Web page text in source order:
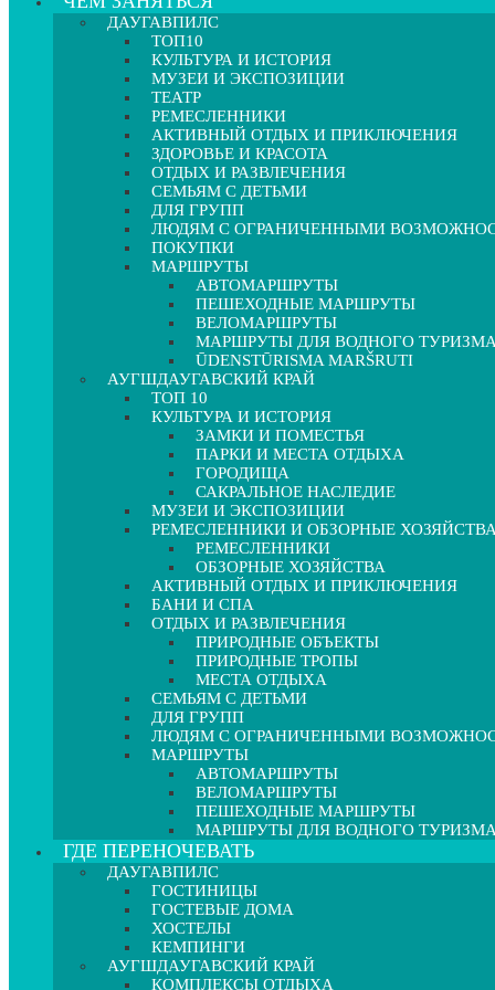
ДАУГАВПИЛС
ТОП10
КУЛЬТУРА И ИСТОРИЯ
МУЗЕИ И ЭКСПОЗИЦИИ
ТЕАТР
РЕМЕСЛЕННИКИ
АКТИВНЫЙ ОТДЫХ И ПРИКЛЮЧЕНИЯ
ЗДОРОВЬЕ И КРАСОТА
ОТДЫХ И РАЗВЛЕЧЕНИЯ
СЕМЬЯМ С ДЕТЬМИ
ДЛЯ ГРУПП
ЛЮДЯМ С ОГРАНИЧЕННЫМИ
ПОКУПКИ
МАРШРУТЫ
АВТОМАРШРУТЫ
ПЕШЕХОДНЫЕ МАРШРУТЫ
ВЕЛОМАРШРУТЫ
МАРШРУТЫ ДЛЯ ВОДНОГО ТУРИЗМА
ŪDENSTŪRISMA MARŠRUTI
АУГШДАУГАВСКИЙ КРАЙ
ТОП 10
КУЛЬТУРА И ИСТОРИЯ
ЗАМКИ И ПОМЕСТЬЯ
ПАРКИ И МЕСТА ОТДЫХА
ГОРОДИЩА
САКРАЛЬНОЕ НАСЛЕДИЕ
МУЗЕИ И ЭКСПОЗИЦИИ
РЕМЕСЛЕННИКИ И ОБЗОРНЫЕ ХОЗЯЙСТВА
РЕМЕСЛЕННИКИ
ОБЗОРНЫЕ ХОЗЯЙСТВА
АКТИВНЫЙ ОТДЫХ И ПРИКЛЮЧЕНИЯ
БАНИ И СПА
ОТДЫХ И РАЗВЛЕЧЕНИЯ
ПРИРОДНЫЕ ОБЪЕКТЫ
ПРИРОДНЫЕ ТРОПЫ
МЕСТА ОТДЫХА
СЕМЬЯМ С ДЕТЬМИ
ДЛЯ ГРУПП
ЛЮДЯМ С ОГРАНИЧЕННЫМИ
МАРШРУТЫ
АВТОМАРШРУТЫ
ВЕЛОМАРШРУТЫ
ПЕШЕХОДНЫЕ МАРШРУТЫ
МАРШРУТЫ ДЛЯ ВОДНОГО ТУРИЗМА
ГДЕ ПЕРЕНОЧЕВАТЬ
ДАУГАВПИЛС
ГОСТИНИЦЫ
ГОСТЕВЫЕ ДОМА
ХОСТЕЛЫ
КЕМПИНГИ
АУГШДАУГАВСКИЙ КРАЙ
КОМПЛЕКСЫ ОТДЫХА